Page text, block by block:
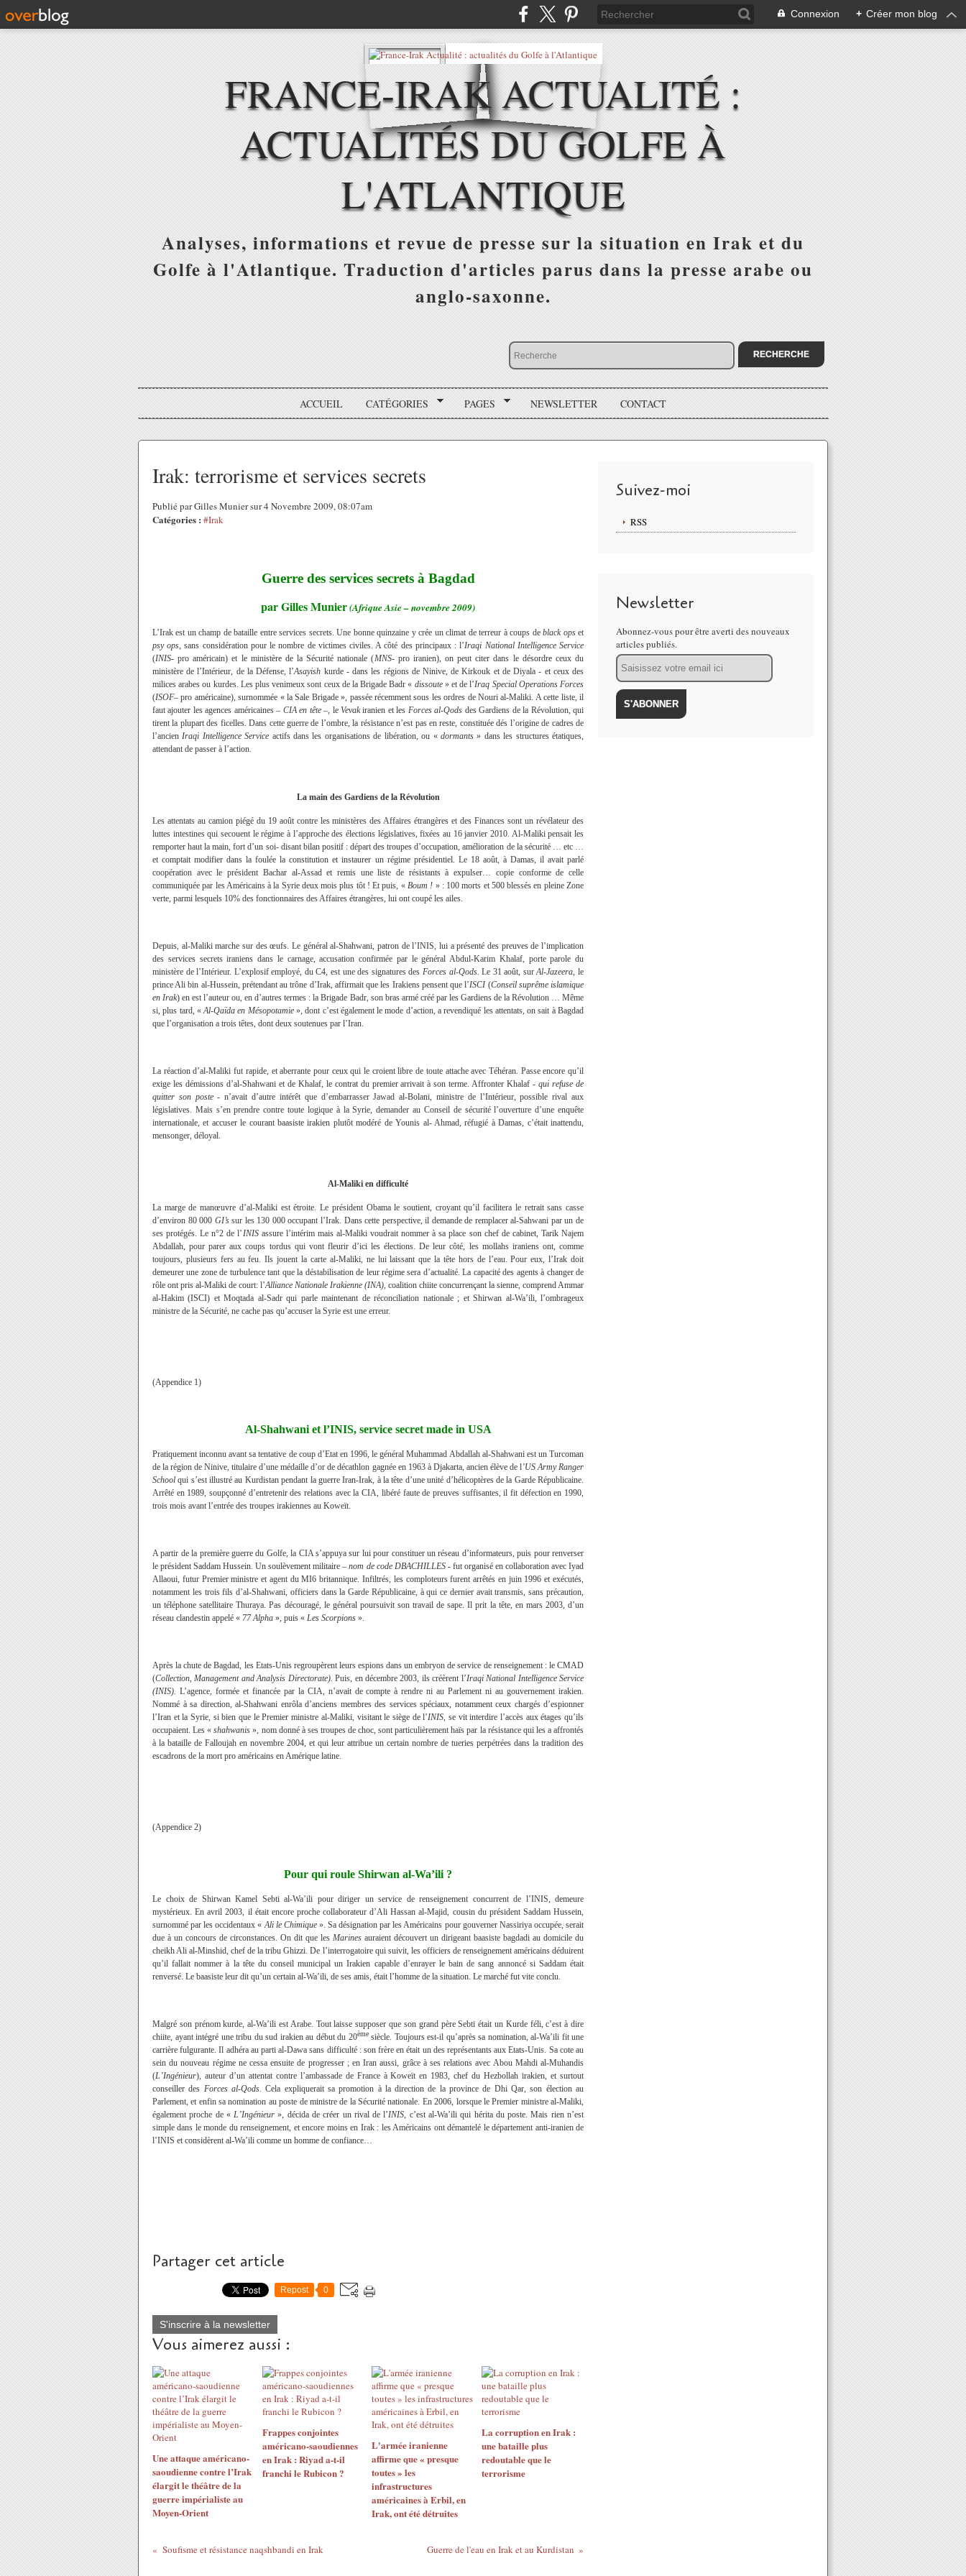
Connexion + Créer mon blog
FRANCE-IRAK ACTUALITÉ :
ACTUALITÉS DU GOLFE À
L'ATLANTIQUE
Analyses, informations et revue de presse sur la situation en Irak et du
Golfe à l'Atlantique. Traduction d'articles parus dans la presse arabe ou
anglo-saxonne.
ACCUEIL CATÉGORIES PAGES NEWSLETTER CONTACT
Irak: terrorisme et services secrets
Publié par Gilles Munier sur 4 Novembre 2009, 08:07am
Catégories : #Irak
Guerre des services secrets à Bagdad
par Gilles Munier(Afrique Asie – novembre 2009)
L’Irak est un champ de bataille entre services secrets. Une bonne quinzaine y crée un climat de terreur à coups deblack opset
psy ops, sans considération pour le nombre de victimes civiles. A côté des principaux : l’Iraqi National Intelligence Service
(INIS- pro américain) et le ministère de la Sécurité nationale (MNS- pro iranien), on peut citer dans le désordre ceux du
ministère de l’Intérieur, de la Défense, l’Asayish kurde - dans les régions de Ninive, de Kirkouk et de Diyala - et ceux des
milices arabes ou kurdes. Les plus venimeux sont ceux de la Brigade Badr « dissoute» et de l’Iraq Special Operations Forces
(ISOF– pro américaine), surnommée « la Sale Brigade », passée récemment sous les ordres de Nouri al-Maliki. A cette liste, il
faut ajouter les agences américaines – CIA en tête–, leVevakiranien et les Forces al-Qods des Gardiens de la Révolution, qui
tirent la plupart des ficelles. Dans cette guerre de l’ombre, la résistance n’est pas en reste, constituée dés l’origine de cadres de
l’ancienIraqi Intelligence Service actifs dans les organisations de libération, ou « dormants» dans les structures étatiques,
attendant de passer à l’action.
La main des Gardiens de la Révolution
Les attentats au camion piégé du 19 août contre les ministères des Affaires étrangères et des Finances sont un révélateur des
luttes intestines qui secouent le régime à l’approche des élections législatives, fixées au 16 janvier 2010. Al-Maliki pensait les
remporter haut la main, fort d’un soi- disant bilan positif : départ des troupes d’occupation, amélioration de la sécurité … etc …
et comptait modifier dans la foulée la constitution et instaurer un régime présidentiel. Le 18 août, à Damas, il avait parlé
coopération avec le président Bachar al-Assad et remis une liste de résistants à expulser… copie conforme de celle
communiquée par les Américains à la Syrie deux mois plus tôt ! Et puis, «Boum ! » : 100 morts et 500 blessés en pleine Zone
verte, parmi lesquels 10% des fonctionnaires des Affaires étrangères, lui ont coupé les ailes.
Depuis, al-Maliki marche sur des œufs. Le général al-Shahwani, patron de l’INIS, lui a présenté des preuves de l’implication
des services secrets iraniens dans le carnage, accusation confirmée par le général Abdul-Karim Khalaf, porte parole du
ministère de l’Intérieur. L’explosif employé, du C4, est une des signatures des Forces al-Qods. Le 31 août, surAl-Jazeera, le
prince Ali bin al-Hussein, prétendant au trône d’Irak, affirmait que les Irakiens pensent que l’ISCI(Conseil suprême islamique
en Irak) en est l’auteur ou, en d’autres termes : la Brigade Badr, son bras armé créé par les Gardiens de la Révolution … Même
si, plus tard, «Al-Qaïda en Mésopotamie», dont c’est également le mode d’action, a revendiqué les attentats, on sait à Bagdad
que l’organisation a trois têtes, dont deux soutenues par l’Iran.
La réaction d’al-Maliki fut rapide, et aberrante pour ceux qui le croient libre de toute attache avec Téhéran. Passe encore qu’il
exige les démissions d’al-Shahwani et de Khalaf, le contrat du premier arrivait à son terme. Affronter Khalaf -qui refuse de
quitter son poste- n’avait d’autre intérêt que d’embarrasser Jawad al-Bolani, ministre de l’Intérieur, possible rival aux
législatives. Mais s’en prendre contre toute logique à la Syrie, demander au Conseil de sécurité l’ouverture d’une enquête
internationale, et accuser le courant baasiste irakien plutôt modéré de Younis al- Ahmad, réfugié à Damas, c’était inattendu,
mensonger, déloyal.
Al-Maliki en difficulté
La marge de manœuvre d’al-Maliki est étroite. Le président Obama le soutient, croyant qu’il facilitera le retrait sans casse
d’environ 80 000 GI’ssur les 130 000 occupant l’Irak. Dans cette perspective, il demande de remplacer al-Sahwani par un de
ses protégés. Le n°2 de l’INISassure l’intérim mais al-Maliki voudrait nommer à sa place son chef de cabinet, Tarik Najem
Abdallah, pour parer aux coups tordus qui vont fleurir d’ici les élections. De leur côté, les mollahs iraniens ont, comme
toujours, plusieurs fers au feu. Ils jouent la carte al-Maliki, ne lui laissant que la tête hors de l’eau. Pour eux, l’Irak doit
demeurer une zone de turbulence tant que la déstabilisation de leur régime sera d’actualité. La capacité des agents à changer de
rôle ont pris al-Maliki de court: l’Alliance Nationale Irakienne (INA), coalition chiite concurrençant la sienne, comprend Ammar
al-Hakim (ISCI) et Moqtada al-Sadr qui parle maintenant de réconciliation nationale ; et Shirwan al-Wa’ili, l’ombrageux
ministre de la Sécurité, ne cache pas qu’accuser la Syrie est une erreur.
(Appendice 1)
Al-Shahwani et l’INIS, service secret made in USA
Pratiquement inconnu avant sa tentative de coup d’Etat en 1996, le général Muhammad Abdallah al-Shahwani est un Turcoman
de la région de Ninive, titulaire d’une médaille d’or de décathlon gagnée en 1963 à Djakarta, ancien élève de l’US Army Ranger
School qui s’est illustré au Kurdistan pendant la guerre Iran-Irak, à la tête d’une unité d’hélicoptères de la Garde Républicaine.
Arrêté en 1989, soupçonné d’entretenir des relations avec la CIA, libéré faute de preuves suffisantes, il fit défection en 1990,
trois mois avant l’entrée des troupes irakiennes au Koweït.
A partir de la première guerre du Golfe, la CIA s’appuya sur lui pour constituer un réseau d’informateurs, puis pour renverser
le président Saddam Hussein. Un soulèvement militaire –nom de code DBACHILLES- fut organisé en collaboration avec Iyad
Allaoui, futur Premier ministre et agent du MI6 britannique. Infiltrés, les comploteurs furent arrêtés en juin 1996 et exécutés,
notamment les trois fils d’al-Shahwani, officiers dans la Garde Républicaine, à qui ce dernier avait transmis, sans précaution,
un téléphone satellitaire Thuraya. Pas découragé, le général poursuivit son travail de sape. Il prit la tête, en mars 2003, d’un
réseau clandestin appelé « 77 Alpha », puis « Les Scorpions ».
Après la chute de Bagdad, les Etats-Unis regroupèrent leurs espions dans un embryon de service de renseignement : le CMAD
(Collection, Management and Analysis Directorate). Puis, en décembre 2003, ils créèrent l’Iraqi National Intelligence Service
(INIS). L’agence, formée et financée par la CIA, n’avait de compte à rendre ni au Parlement ni au gouvernement irakien.
Nommé à sa direction, al-Shahwani enrôla d’anciens membres des services spéciaux, notamment ceux chargés d’espionner
l’Iran et la Syrie, si bien que le Premier ministre al-Maliki, visitant le siège de l’INIS, se vit interdire l’accès aux étages qu’ils
occupaient. Les «shahwanis», nom donné à ses troupes de choc, sont particulièrement haïs par la résistance qui les a affrontés
à la bataille de Falloujah en novembre 2004, et qui leur attribue un certain nombre de tueries perpétrées dans la tradition des
escadrons de la mort pro américains en Amérique latine.
(Appendice 2)
Pour qui roule Shirwan al-Wa’ili ?
Le choix de Shirwan Kamel Sebti al-Wa’ili pour diriger un service de renseignement concurrent de l’INIS, demeure
mystérieux. En avril 2003, il était encore proche collaborateur d’Ali Hassan al-Majid, cousin du président Saddam Hussein,
surnommé par les occidentaux «Ali le Chimique ». Sa désignation par les Américains pour gouverner Nassiriya occupée, serait
due à un concours de circonstances. On dit que les Marines auraient découvert un dirigeant baasiste bagdadi au domicile du
cheikh Ali al-Minshid, chef de la tribu Ghizzi. De l’interrogatoire qui suivit, les officiers de renseignement américains déduirent
qu’il fallait nommer à la tête du conseil municipal un Irakien capable d’enrayer le bain de sang annoncé si Saddam était
renversé. Le baasiste leur dit qu’un certain al-Wa’ili, de ses amis, était l’homme de la situation. Le marché fut vite conclu.
Malgré son prénom kurde, al-Wa’ili est Arabe. Tout laisse supposer que son grand père Sebti était un Kurde féli, c’est à dire
chiite, ayant intégré une tribu du sud irakien au début du 20èmesiècle. Toujours est-il qu’après sa nomination, al-Wa’ili fit une
carrière fulgurante. Il adhéra au parti al-Dawa sans difficulté : son frère en était un des représentants aux Etats-Unis. Sa cote au
sein du nouveau régime ne cessa ensuite de progresser ; en Iran aussi, grâce à ses relations avec Abou Mahdi al-Muhandis
(L’Ingénieur), auteur d’un attentat contre l’ambassade de France à Koweït en 1983, chef du Hezbollah irakien, et surtout
conseiller des Forces al-Qods. Cela expliquerait sa promotion à la direction de la province de Dhi Qar, son élection au
Parlement, et enfin sa nomination au poste de ministre de la Sécurité nationale. En 2006, lorsque le Premier ministre al-Maliki,
également proche de «L’Ingénieur », décida de créer un rival de l’INIS, c’est al-Wa’ili qui hérita du poste. Mais rien n’est
simple dans le monde du renseignement, et encore moins en Irak : les Américains ont démantelé le département anti-iranien de
l’INIS et considèrent al-Wa’ili comme un homme de confiance…
Partager cet article
Repost 0
S'inscrire à la newsletter
Vous aimerez aussi :
Une attaque américano-
saoudienne contre l’Irak
élargit le théâtre de la
guerre impérialiste au
Moyen-Orient
Frappes conjointes
américano-saoudiennes
en Irak : Riyad a-t-il
franchi le Rubicon ?
L'armée iranienne
affirme que « presque
toutes » les
infrastructures
américaines à Erbil, en
Irak, ont été détruites
La corruption en Irak :
une bataille plus
redoutable que le
terrorisme
Soufisme et résistance naqshbandi en Irak Guerre de l'eau en Irak et au Kurdistan
Suivez-moi
RSS
Newsletter
Abonnez-vous pour être averti des nouveaux
articles publiés.
Email